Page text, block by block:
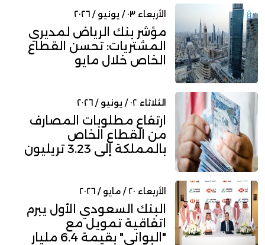
الأربعاء ٠٣ / يونيو / ٢٠٢٦
مؤشر بنك الرياض لمديري
المشتريات: تحسن القطاع
الخاص خلال مايو
الثلاثاء ٠٢ / يونيو / ٢٠٢٦
ارتفاع مطلوبات المصارف
من القطاع الخاص
بالمملكة إلى 3.23 تريليون
الأربعاء ٢٠ / مايو / ٢٠٢٦
البنك السعودي الأول يبرم
اتفاقية تمويل مع
"البواني" بقيمة 6.4 مليار